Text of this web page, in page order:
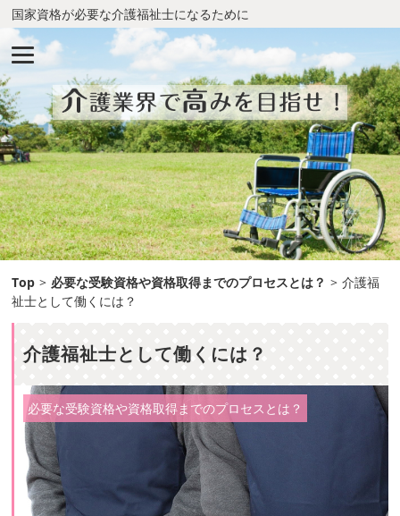
国家資格が必要な介護福祉士になるために
Top > 必要な受験資格や資格取得までのプロセスとは？ > 介護福
祉士として働くには？
介護福祉士として働くには？
必要な受験資格や資格取得までのプロセスとは？